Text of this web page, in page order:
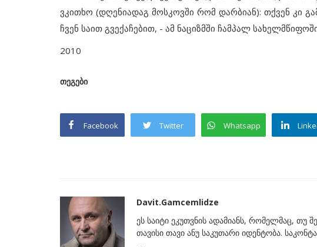
ვკითხო (დღენიადაგ მოსკოვში რომ დარბიან): თქვენ კი
ჩვენ საით გვექაჩებით, - ამ ნაციზმში ჩამპალ
2010
თეგები
Facebook Twitter Whatsapp
Davit.Gamcemlidze
ეს საიტი ეკუთვნის ადამიანს, რომელმაც, თუ
თავისი თავი ანუ საკუთარი იდენტობა.